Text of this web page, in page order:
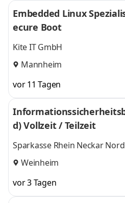
Embedded Linux
ecure Boot
Kite IT GmbH
Mannheim
vor 11 Tagen
d) Vollzeit / Teilzeit
Sparkasse Rhein Neckar Nord
Weinheim
vor 3 Tagen